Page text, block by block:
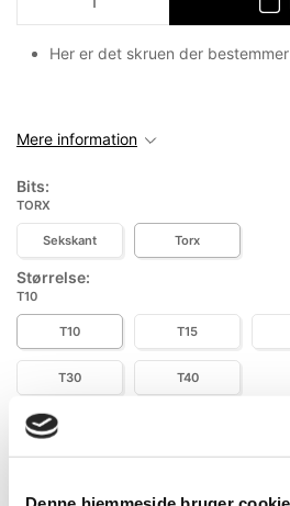
Her er det skruen der bestemmer
Mere information
Bits:
TORX
Sekskant Torx
Størrelse:
T10
T10 T15
T30 T40